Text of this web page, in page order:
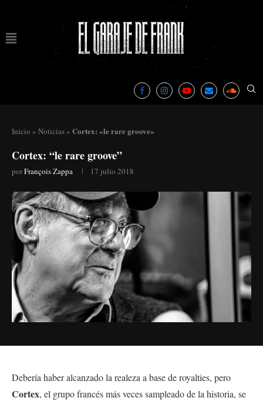
Inicio » Noticias » Cortex: «le rare groove»
Cortex: “le rare groove”
porFrançois Zappa 17 julio 2018
Debería haber alcanzado la realeza a base de royalties, pero
Cortex, el grupo francés más veces sampleado de la historia, se